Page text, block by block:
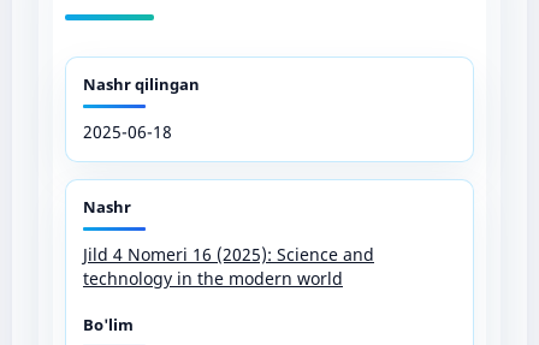
Nashr qilingan
2025-06-18
Nashr
Jild 4 Nomeri 16 (2025): Science and
technology in the modern world
Bo'lim